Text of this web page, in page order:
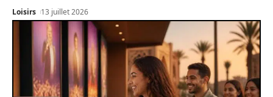
Loisirs 13 juillet 2026